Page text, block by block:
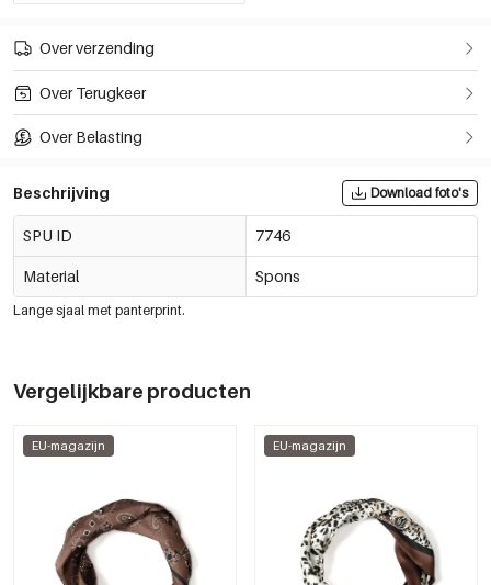
Over verzending
Over Terugkeer
Over Belasting
Beschrijving Download foto's
SPU ID 7746
Material Spons
Lange sjaal met panterprint.
Vergelijkbare producten
EU-magazijn EU-magazijn